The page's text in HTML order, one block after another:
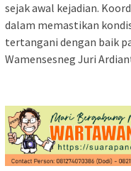
sejak awal kejadian.
dalam memastikan
tertangani dengan baik
Wamensesneg Juri